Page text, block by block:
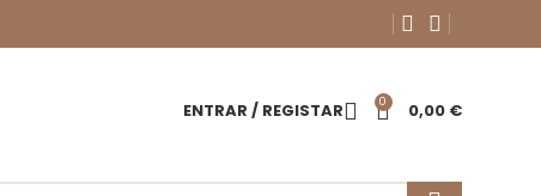
ENTRAR / REGISTAR 0 0,00 €